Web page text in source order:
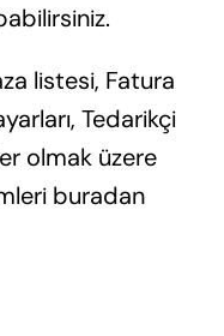
listesi, Fatura
Tedarikçi
olmak üzere
buradan